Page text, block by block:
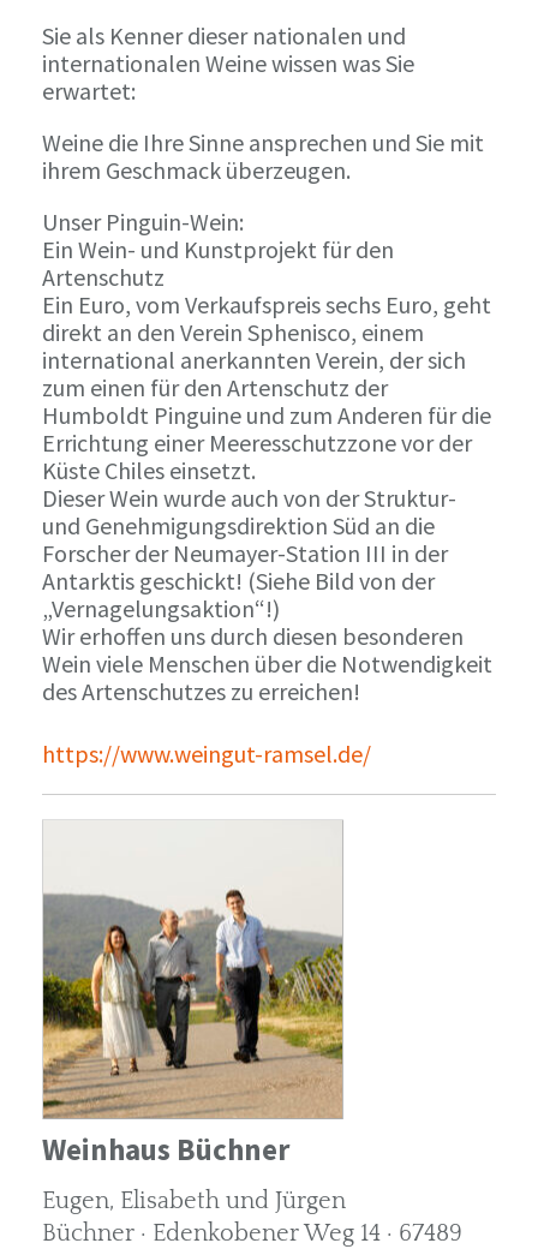
Sie als Kenner dieser nationalen und
internationalen Weine wissen was Sie
erwartet:
Weine die Ihre Sinne ansprechen und Sie mit
ihrem Geschmack überzeugen.
Unser Pinguin-Wein:
Ein Wein- und Kunstprojekt für den
Artenschutz
Ein Euro, vom Verkaufspreis sechs Euro, geht
direkt an den Verein Sphenisco, einem
international anerkannten Verein, der sich
zum einen für den Artenschutz der
Humboldt Pinguine und zum Anderen für die
Errichtung einer Meeresschutzzone vor der
Küste Chiles einsetzt.
Dieser Wein wurde auch von der Struktur-
und Genehmigungsdirektion Süd an die
Forscher der Neumayer-Station III in der
Antarktis geschickt! (Siehe Bild von der
„Vernagelungsaktion“!)
Wir erhoffen uns durch diesen besonderen
Wein viele Menschen über die Notwendigkeit
des Artenschutzes zu erreichen!
https://www.weingut-ramsel.de/
Weinhaus Büchner
Eugen, Elisabeth und Jürgen
Büchner · Edenkobener Weg 14 · 67489